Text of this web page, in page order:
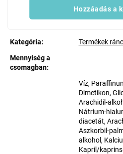
Hozzáadás a
Kategória:
Termékek
Mennyiség a
csomagban:
Víz,
Dimetikon,
Arachidil-
Nátrium-
diacetát,
Aszkorbil-
alkohol,
Kapril/